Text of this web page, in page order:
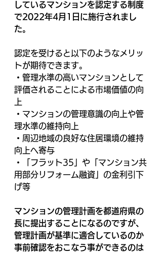
しているマンションを認定する制度
で2022年4月1日に施行されまし
た。
認定を受けると以下のようなメリッ
トが期待できます。
・管理水準の高いマンションとして
評価されることによる市場価値の向
上
・マンションの管理意識の向上や管
理水準の維持向上
・周辺地域の良好な住居環境の維持
向上へ寄与
・「フラット35」や「マンション共
用部分リフォーム融資」の金利引下
げ等
マンションの管理計画を都道府県の
長に提出することになるのですが、
管理計画が基準に適合しているのか
事前確認をおこなう事ができるのは